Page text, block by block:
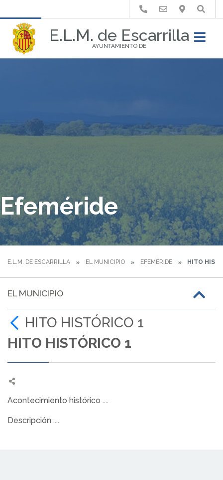
E.L.M. de Escarrilla
AYUNTAMIENTO DE
Buscar
Efeméride
E.L.M. DE ESCARRILLA EL MUNICIPIO EFEMÉRIDE HITO
EL MUNICIPIO
HITO HISTÓRICO 1
HITO HISTÓRICO 1
Acontecimiento histórico ....
Descripción ....